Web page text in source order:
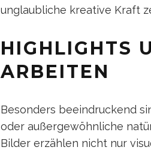
unglaubliche kreative Kraft
HIGHLIGHTS
ARBEITEN
Besonders beeindruckend
oder außergewöhnliche
Bilder erzählen nicht nur